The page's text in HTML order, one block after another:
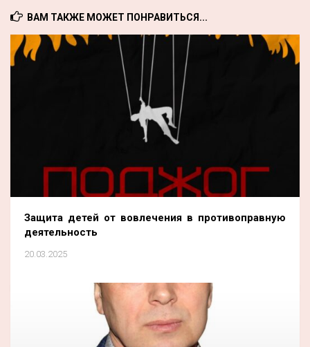
ВАМ ТАКЖЕ МОЖЕТ ПОНРАВИТЬСЯ...
Защита детей от вовлечения в противоправную
деятельность
20.03.2025